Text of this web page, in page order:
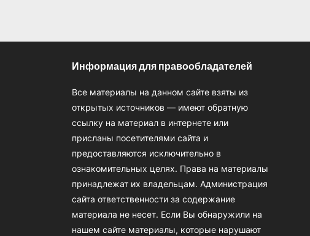
Информация для правообладателей
Все материалы на данном сайте взяты из
открытых источников — имеют обратную
ссылку на материал в интернете или
присланы посетителями сайта и
предоставляются исключительно в
ознакомительных целях. Права на материалы
принадлежат их владельцам. Администрация
сайта ответственности за содержание
материала не несет. Если Вы обнаружили на
нашем сайте материалы, которые нарушают